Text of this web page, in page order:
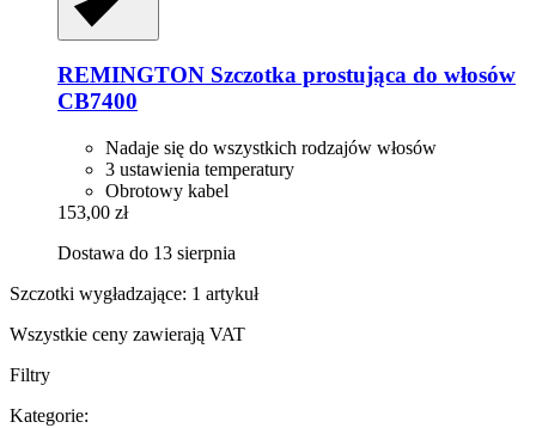
REMINGTON Szczotka prostująca do włosów
CB7400
Nadaje się do wszystkich rodzajów włosów
3 ustawienia temperatury
Obrotowy kabel
153,00 zł
Dostawa do 13 sierpnia
Szczotki wygładzające: 1 artykuł
Wszystkie ceny zawierają VAT
Filtry
Kategorie: